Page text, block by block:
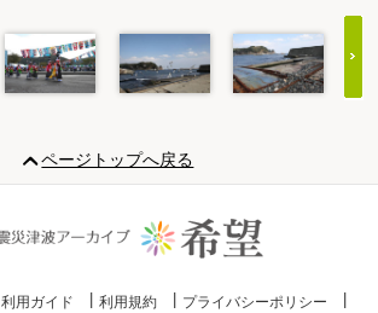
ページトップへ戻る
利用ガイド 利用規約 プライバシーポリシー